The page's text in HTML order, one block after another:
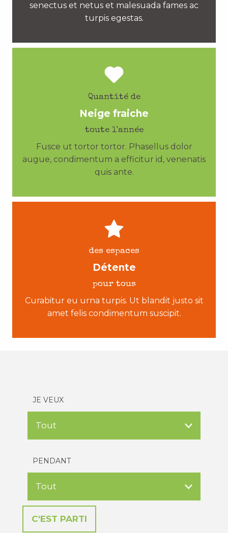
senectus et netus et malesuada fames ac
turpis egestas.
Quantité de
Neige fraiche
toute l'année
Fusce ut tortor tortor. Phasellus dolor
augue, condimentum a efficitur id, venenatis
quis ante.
des espaces
Détente
pour tous
Curabitur eu urna turpis. Ut blandit justo sit
amet felis condimentum suscipit.
JE VEUX
PENDANT